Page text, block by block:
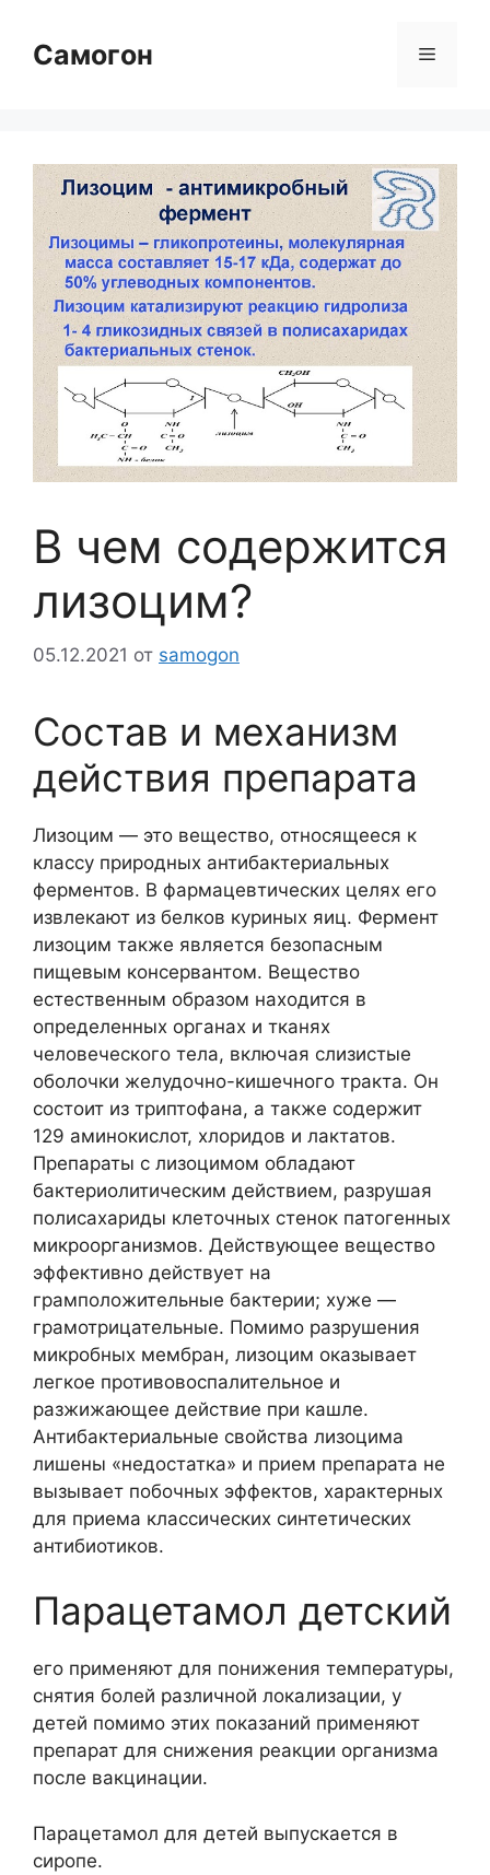
содержимому
Самогон Меню
В чем содержится
лизоцим?
05.12.2021 от samogon
Состав и механизм
действия препарата
Лизоцим — это вещество, относящееся к
классу природных антибактериальных
ферментов. В фармацевтических целях его
извлекают из белков куриных яиц. Фермент
лизоцим также является безопасным
пищевым консервантом. Вещество
естественным образом находится в
определенных органах и тканях
человеческого тела, включая слизистые
оболочки желудочно-кишечного тракта. Он
состоит из триптофана, а также содержит
129 аминокислот, хлоридов и лактатов.
Препараты с лизоцимом обладают
бактериолитическим действием, разрушая
полисахариды клеточных стенок патогенных
микроорганизмов. Действующее вещество
эффективно действует на
грамположительные бактерии; хуже —
грамотрицательные. Помимо разрушения
микробных мембран, лизоцим оказывает
легкое противовоспалительное и
разжижающее действие при кашле.
Антибактериальные свойства лизоцима
лишены «недостатка» и прием препарата не
вызывает побочных эффектов, характерных
для приема классических синтетических
антибиотиков.
Парацетамол детский
его применяют для понижения температуры,
снятия болей различной локализации, у
детей помимо этих показаний применяют
препарат для снижения реакции организма
после вакцинации.
Парацетамол для детей выпускается в
сиропе.